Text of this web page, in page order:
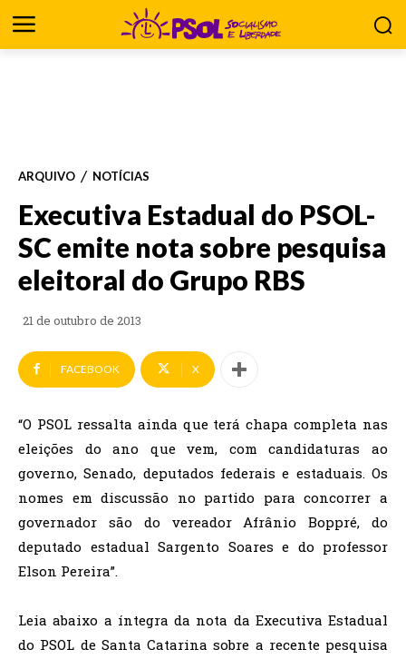
ARQUIVO NOTÍCIAS
Executiva Estadual do PSOL-
SC emite nota sobre pesquisa
eleitoral do Grupo RBS
21 de outubro de 2013
FACEBOOK X
“O PSOL ressalta ainda que terá chapa completa nas
eleições do ano que vem, com candidaturas ao
governo, Senado, deputados federais e estaduais. Os
nomes em discussão no partido para concorrer a
governador são do vereador Afrânio Boppré, do
deputado estadual Sargento Soares e do professor
Elson Pereira”.
Leia abaixo a íntegra da nota da Executiva Estadual
do PSOL de Santa Catarina sobre a recente pesquisa